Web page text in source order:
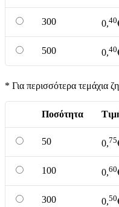
300 0,40
500 0,40
* Για περισσότερα τεμάχια
Ποσότητα
50 0,75
100 0,60
300 0,50